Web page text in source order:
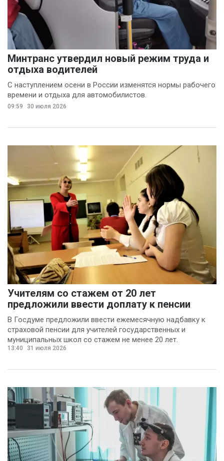
Минтранс утвердил новый режим труда и
отдыха водителей
С наступлением осени в России изменятся нормы рабочего
времени и отдыха для автомобилистов.
09:59 30 июля 2026
Учителям со стажем от 20 лет
предложили ввести доплату к пенсии
В Госдуме предложили ввести ежемесячную надбавку к
страховой пенсии для учителей государственных и
муниципальных школ со стажем не менее 20 лет.
13:40 31 июля 2026